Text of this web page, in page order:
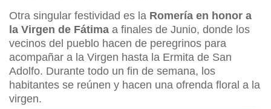
Otra singular festividad es la Romería en honor a
la Virgen de Fátima a finales de Junio, donde los
vecinos del pueblo hacen de peregrinos para
acompañar a la Virgen hasta la Ermita de San
Adolfo. Durante todo un fin de semana, los
habitantes se reúnen y hacen una ofrenda floral a la
virgen.